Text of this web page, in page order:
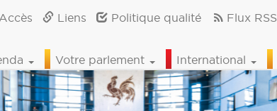
Accès Liens Politique qualité Flux RSS
Votre parlement International